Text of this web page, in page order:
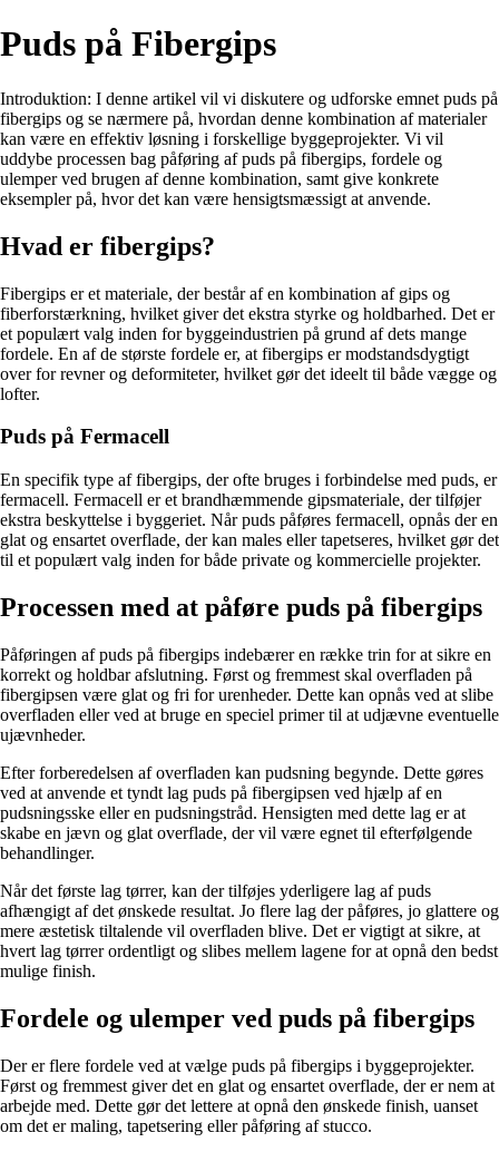
Puds på Fibergips
Introduktion: I denne artikel vil vi diskutere og udforske emnet puds på
fibergips og se nærmere på, hvordan denne kombination af materialer
kan være en effektiv løsning i forskellige byggeprojekter. Vi vil
uddybe processen bag påføring af puds på fibergips, fordele og
ulemper ved brugen af denne kombination, samt give konkrete
eksempler på, hvor det kan være hensigtsmæssigt at anvende.
Hvad er fibergips?
Fibergips er et materiale, der består af en kombination af gips og
fiberforstærkning, hvilket giver det ekstra styrke og holdbarhed. Det er
et populært valg inden for byggeindustrien på grund af dets mange
fordele. En af de største fordele er, at fibergips er modstandsdygtigt
over for revner og deformiteter, hvilket gør det ideelt til både vægge og
lofter.
Puds på Fermacell
En specifik type af fibergips, der ofte bruges i forbindelse med puds, er
fermacell. Fermacell er et brandhæmmende gipsmateriale, der tilføjer
ekstra beskyttelse i byggeriet. Når puds påføres fermacell, opnås der en
glat og ensartet overflade, der kan males eller tapetseres, hvilket gør det
til et populært valg inden for både private og kommercielle projekter.
Processen med at påføre puds på fibergips
Påføringen af puds på fibergips indebærer en række trin for at sikre en
korrekt og holdbar afslutning. Først og fremmest skal overfladen på
fibergipsen være glat og fri for urenheder. Dette kan opnås ved at slibe
overfladen eller ved at bruge en speciel primer til at udjævne eventuelle
ujævnheder.
Efter forberedelsen af overfladen kan pudsning begynde. Dette gøres
ved at anvende et tyndt lag puds på fibergipsen ved hjælp af en
pudsningsske eller en pudsningstråd. Hensigten med dette lag er at
skabe en jævn og glat overflade, der vil være egnet til efterfølgende
behandlinger.
Når det første lag tørrer, kan der tilføjes yderligere lag af puds
afhængigt af det ønskede resultat. Jo flere lag der påføres, jo glattere og
mere æstetisk tiltalende vil overfladen blive. Det er vigtigt at sikre, at
hvert lag tørrer ordentligt og slibes mellem lagene for at opnå den bedst
mulige finish.
Fordele og ulemper ved puds på fibergips
Der er flere fordele ved at vælge puds på fibergips i byggeprojekter.
Først og fremmest giver det en glat og ensartet overflade, der er nem at
arbejde med. Dette gør det lettere at opnå den ønskede finish, uanset
om det er maling, tapetsering eller påføring af stucco.